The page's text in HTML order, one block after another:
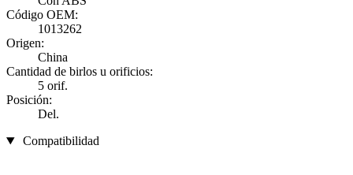
Código OEM:
1013262
Origen:
China
Cantidad de birlos u orificios:
5 orif.
Posición:
Del.
Compatibilidad